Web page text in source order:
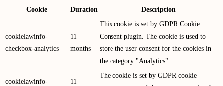
Cookie
Duration Description
cookielawinfo-
checkbox-analytics
11
months
This cookie is set by GDPR Cookie
Consent plugin. The cookie is used to
store the user consent for the cookies in
the category "Analytics".
cookielawinfo-
11
The cookie is set by GDPR cookie